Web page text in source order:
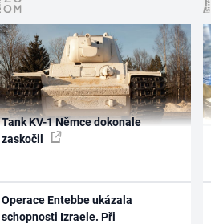
Tank KV-1 Němce dokonale
zaskočil
Operace Entebbe ukázala
schopnosti Izraele. Při